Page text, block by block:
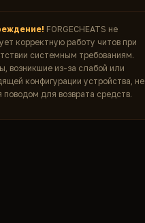
FORGECHEATS не
корректную работу читов при
системным требованиям.
возникшие из-за слабой или
конфигурации устройства, не
поводом для возврата средств.